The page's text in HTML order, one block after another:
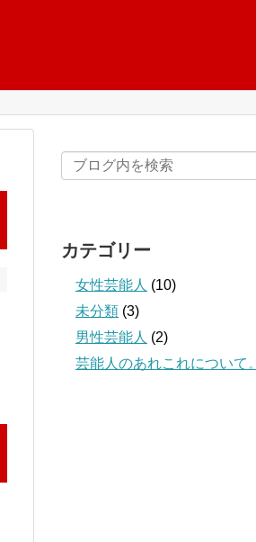
カテゴリー
女性芸能人 (10)
未分類 (3)
男性芸能人 (2)
芸能人のあれこれについて。